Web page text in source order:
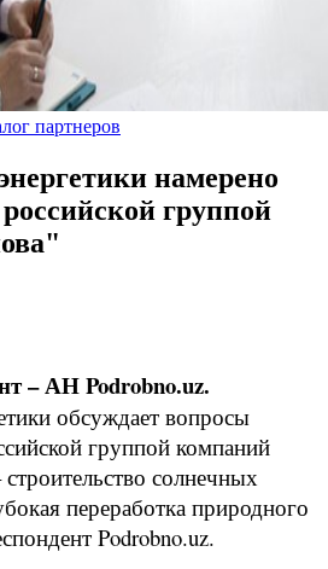
партнеров
намерено
группой
– АН Podrobno.uz.
обсуждает вопросы
группой компаний
солнечных
переработка природного
Podrobno.uz.